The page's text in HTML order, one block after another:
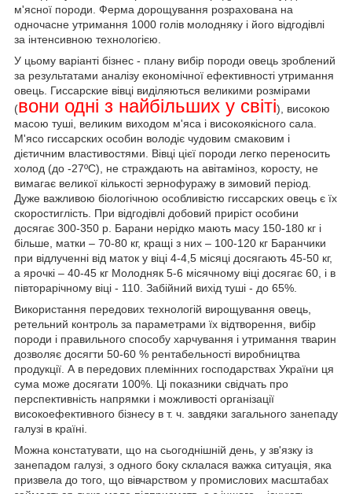
м'ясної породи. Ферма дорощування розрахована на
одночасне утримання 1000 голів молодняку і його відгодівлі
за інтенсивною технологією.
У цьому варіанті бізнес - плану вибір породи овець зроблений
за результатами аналізу економічної ефективності утримання
овець. Гиссарские вівці виділяються великими розмірами
(вони одні з найбільших у світі), високою
масою туші, великим виходом м'яса і високоякісного сала.
М'ясо гиссарских особин володіє чудовим смаковим і
дієтичним властивостями. Вівці цієї породи легко переносить
холод (до -27ºС), не страждають на авітаміноз, коросту, не
вимагає великої кількості зернофуражу в зимовий період.
Дуже важливою біологічною особливістю гиссарских овець є їх
скоростиглість. При відгодівлі добовий приріст особини
досягає 300-350 р. Барани нерідко мають масу 150-180 кг і
більше, матки – 70-80 кг, кращі з них – 100-120 кг Баранчики
при відлученні від маток у віці 4-4,5 місяці досягають 45-50 кг,
а ярочкі – 40-45 кг Молодняк 5-6 місячному віці досягає 60, і в
півторарічному віці - 110. Забійний вихід туші - до 65%.
Використання передових технологій вирощування овець,
ретельний контроль за параметрами їх відтворення, вибір
породи і правильного способу харчування і утримання тварин
дозволяє досягти 50-60 % рентабельності виробництва
продукції. А в передових племінних господарствах України ця
сума може досягати 100%. Ці показники свідчать про
перспективність напрямки і можливості організації
високоефективного бізнесу в т. ч. завдяки загального занепаду
галузі в країні.
Можна констатувати, що на сьогоднішній день, у зв'язку із
занепадом галузі, з одного боку склалася важка ситуація, яка
призвела до того, що вівчарством у промислових масштабах